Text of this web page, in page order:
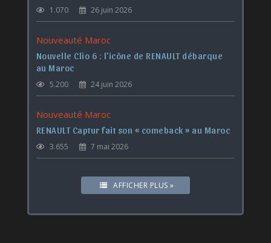
1.070 26 juin 2026
Nouveauté Maroc
Nouvelle Clio 6 : l'icône de RENAULT débarque
au Maroc
5.200 24 juin 2026
Nouveauté Maroc
RENAULT Captur fait son « comeback » au Maroc
3.655 7 mai 2026
AFFICHER PLUS »